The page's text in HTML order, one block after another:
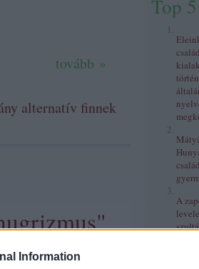
Information
Top 5
A
tovább »
alternatív finnek